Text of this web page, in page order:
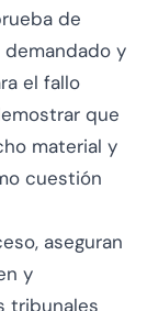
de
y
el fallo
que
material y
cuestión
aseguran
y
tribunales